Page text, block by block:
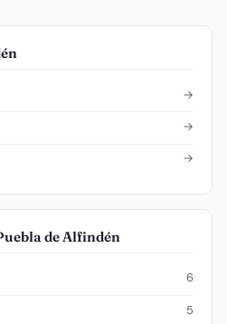
→
→
→
de Alfindén
6
5